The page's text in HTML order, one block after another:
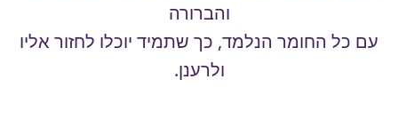
והברורה
עם כל החומר הנלמד, כך שתמיד יוכלו לחזור אליו
ולרענן.